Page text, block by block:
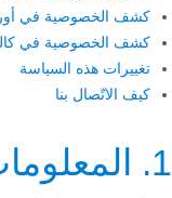
كشف الخصوصية في
كشف الخصوصية في
تغييرات هذه السياسة
كيف الاتّصال بنا
1. المعلومات التي نجمعها